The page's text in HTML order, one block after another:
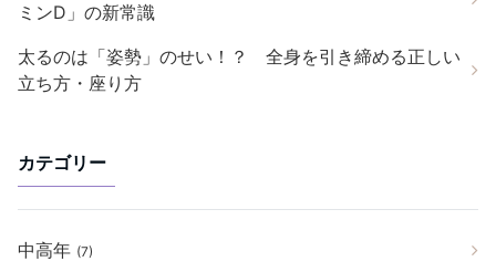
ミンD」の新常識
太るのは「姿勢」のせい！？ 全身を引き締める正しい
立ち方・座り方
カテゴリー
中高年 (7)